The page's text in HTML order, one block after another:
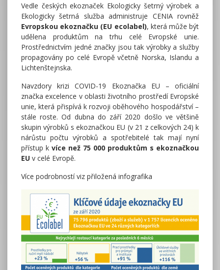
Vedle českých ekoznaček Ekologicky šetrný výrobek a
Ekologicky šetrná služba administruje CENIA rovněž
Evropskou ekoznačku (EU ecolabel), která může být
udělena produktům na trhu celé Evropské unie.
Prostřednictvím jedné značky jsou tak výrobky a služby
propagovány po celé Evropě včetně Norska, Islandu a
Lichtenštejnska.
Navzdory krizi COVID-19 Ekoznačka EU – oficiální
značka excelence v oblasti životního prostředí Evropské
unie, která přispívá k rozvoji oběhového hospodářství –
stále roste. Od dubna do září 2020 došlo ve většině
skupin výrobků s ekoznačkou EU (v 21 z celkových 24) k
nárůstu počtu výrobků a spotřebitelé tak mají nyní
přístup k více než 75 000 produktům s ekoznačkou
EU v celé Evropě.
Více podrobností viz přiložená infografika